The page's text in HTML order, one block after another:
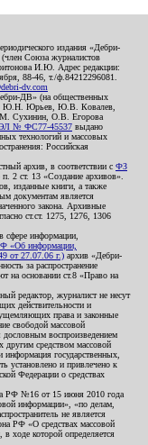
издания «Дебри-
Союза журналистов
И.Ю. Адрес редакции:
88-46, т./ф.84212296081.
dv.com
ДВ» (на общественных
Ю.Н. Юрьев, Ю.В. Ковалев,
Сухинин, О.В. Егорова
№ ФС77-45537 выдано
технологий и массовых
Российская
архив, в соответствии с ФЗ
п. 2 ст. 13 «Создание архивов».
изданные книги, а также
документам является
закона. Архивные
ст.ст. 1275, 1276, 1306
сфере информации,
«Об информации,
от 27.07.06 г.) архив «Дебри-
за распространение
на основании ст.8 «Право на
редактор, журналист не несут
действительности и
права и законные
свободой массовой
воспроизведением
другим средством массовой
государственных,
установлено и привлечено к
Федерации о средствах
РФ №16 от 15 июня 2010 года
информации», «по делам,
не является
РФ «О средствах массовой
ходе которой определяется